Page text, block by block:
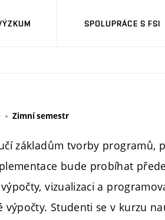
SPOLUPRÁCE S FSI
Zimní semestr
základům tvorby programů,
bude probíhat
vizualizaci a
výpočty. Studenti se v kurzu